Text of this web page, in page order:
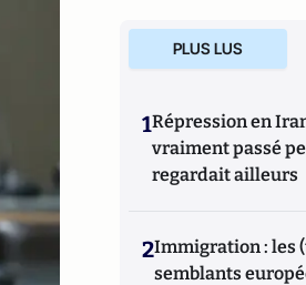
PLUS LUS
1Répression en
vraiment passé
regardait ailleurs
2Immigration : les
semblants